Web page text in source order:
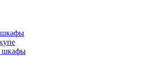
шкафы